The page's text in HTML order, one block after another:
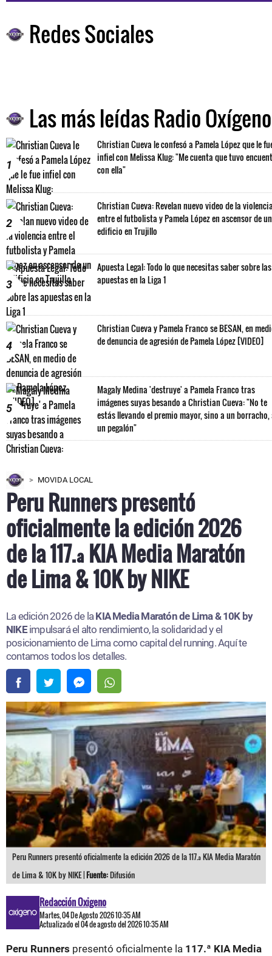
Redes Sociales
Las más leídas Radio Oxígeno
1
Christian Cueva le confesó a Pamela López que le
infiel con Melissa Klug: "Me cuenta que tuvo
con ella"
2
Christian Cueva: Revelan nuevo video de la
entre el futbolista y Pamela López en ascensor de un
edificio en Trujillo
3
Apuesta Legal: Todo lo que necesitas saber sobre las
apuestas en la Liga 1
4
Christian Cueva y Pamela Franco se BESAN, en
de denuncia de agresión de Pamela López [VIDEO]
5
Magaly Medina 'destruye' a Pamela Franco tras
imágenes suyas besando a Christian Cueva: "No te
estás llevando el premio mayor, sino a un borracho,
un pegalón"
MOVIDA LOCAL
Peru Runners presentó
oficialmente la edición 2026
de la 117.ª KIA Media Maratón
de Lima & 10K by NIKE
La edición 2026 de la KIA Media Maratón de Lima & 10K by
NIKEimpulsará el alto rendimiento, la solidaridad y el
posicionamiento de Lima como capital del running. Aquí te
contamos todos los detalles.
Peru Runners presentó oficialmente la edición 2026 de la 117.ª KIA Media Maratón
de Lima & 10K by NIKE |Fuente:Difusión
Redacción Oxigeno
Martes, 04 De Agosto 2026 10:35 AM
Actualizado el 04 de agosto del 2026 10:35 AM
Peru Runners presentó oficialmente la 117.ª KIA Media